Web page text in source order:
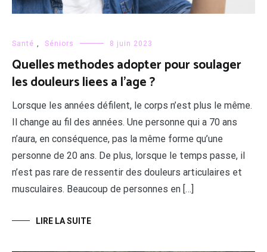
Santé Séniors 8 juin 2023
Quelles methodes adopter pour soulager
les douleurs liees a l’age ?
Lorsque les années défilent, le corps n’est plus le même.
Il change au fil des années. Une personne qui a 70 ans
n’aura, en conséquence, pas la même forme qu’une
personne de 20 ans. De plus, lorsque le temps passe, il
n’est pas rare de ressentir des douleurs articulaires et
musculaires. Beaucoup de personnes en […]
LIRE LA SUITE